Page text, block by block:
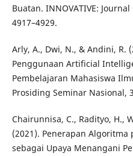
Buatan. INNOVATIVE:
4917–4929.
Arly, A., Dwi, N., & Andini, R.
Penggunaan Artificial
Pembelajaran Mahasiswa
Prosiding Seminar Nasional,
Chairunnisa, C., Radityo, H.,
(2021). Penerapan
sebagai Upaya Menangani